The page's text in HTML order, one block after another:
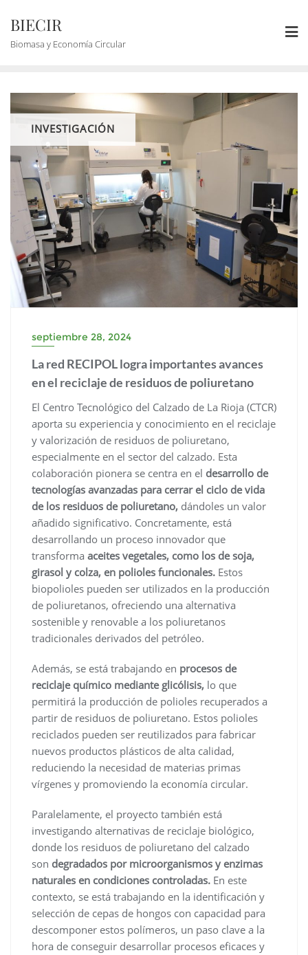
BIECIR
Biomasa y Economía Circular
INVESTIGACIÓN
septiembre 28, 2024
La red RECIPOL logra importantes avances
en el reciclaje de residuos de poliuretano
El Centro Tecnológico del Calzado de La Rioja (CTCR)
aporta su experiencia y conocimiento en el reciclaje
y valorización de residuos de poliuretano,
especialmente en el sector del calzado. Esta
colaboración pionera se centra en el desarrollo de
tecnologías avanzadas para cerrar el ciclo de vida
de los residuos de poliuretano, dándoles un valor
añadido significativo. Concretamente, está
desarrollando un proceso innovador que
transforma aceites vegetales, como los de soja,
girasol y colza, en polioles funcionales. Estos
biopolioles pueden ser utilizados en la producción
de poliuretanos, ofreciendo una alternativa
sostenible y renovable a los poliuretanos
tradicionales derivados del petróleo.
Además, se está trabajando en procesos de
reciclaje químico mediante glicólisis, lo que
permitirá la producción de polioles recuperados a
partir de residuos de poliuretano. Estos polioles
reciclados pueden ser reutilizados para fabricar
nuevos productos plásticos de alta calidad,
reduciendo la necesidad de materias primas
vírgenes y promoviendo la economía circular.
Paralelamente, el proyecto también está
investigando alternativas de reciclaje biológico,
donde los residuos de poliuretano del calzado
son degradados por microorganismos y enzimas
naturales en condiciones controladas. En este
contexto, se está trabajando en la identificación y
selección de cepas de hongos con capacidad para
descomponer estos polímeros, un paso clave a la
hora de conseguir desarrollar procesos eficaces y